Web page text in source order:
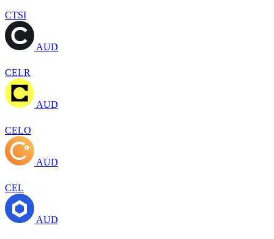
CTSI
AUD
CELR
AUD
CELO
AUD
CEL
AUD